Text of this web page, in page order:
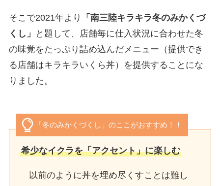
そこで2021年より
「南三陸キラキラ冬のみかくづ
くし」
と題して、店舗毎に仕入状況に合わせた冬
の味覚をたっぷり詰め込んだメニュー（提供でき
る店舗はキラキラいくら丼）を提供することにな
りました。
「冬のみかくづくし」のここがおすすめ！！
希少なイクラを「アクセント」に楽しむ
以前のように丼を埋め尽くすことは難し